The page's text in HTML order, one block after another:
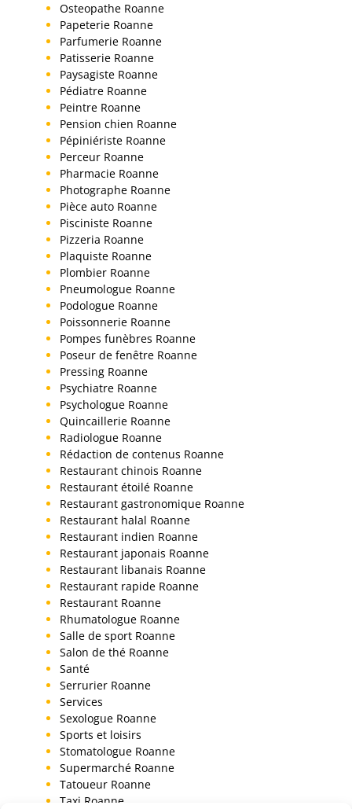
Osteopathe Roanne
Papeterie Roanne
Parfumerie Roanne
Patisserie Roanne
Paysagiste Roanne
Pédiatre Roanne
Peintre Roanne
Pension chien Roanne
Pépiniériste Roanne
Perceur Roanne
Pharmacie Roanne
Photographe Roanne
Pièce auto Roanne
Pisciniste Roanne
Pizzeria Roanne
Plaquiste Roanne
Plombier Roanne
Pneumologue Roanne
Podologue Roanne
Poissonnerie Roanne
Pompes funèbres Roanne
Poseur de fenêtre Roanne
Pressing Roanne
Psychiatre Roanne
Psychologue Roanne
Quincaillerie Roanne
Radiologue Roanne
Rédaction de contenus Roanne
Restaurant chinois Roanne
Restaurant étoilé Roanne
Restaurant gastronomique Roanne
Restaurant halal Roanne
Restaurant indien Roanne
Restaurant japonais Roanne
Restaurant libanais Roanne
Restaurant rapide Roanne
Restaurant Roanne
Rhumatologue Roanne
Salle de sport Roanne
Salon de thé Roanne
Santé
Serrurier Roanne
Services
Sexologue Roanne
Sports et loisirs
Stomatologue Roanne
Supermarché Roanne
Tatoueur Roanne
Taxi Roanne